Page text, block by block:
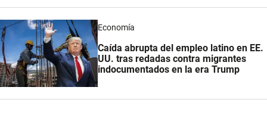
Economía
Caída abrupta del empleo latino en EE.
UU. tras redadas contra migrantes
indocumentados en la era Trump